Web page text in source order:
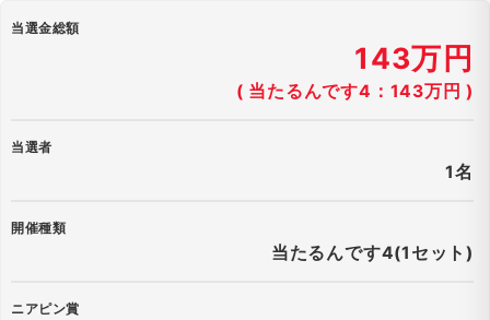
当選金総額
143万円
( 当たるんです4：143万円 )
当選者
1名
開催種類
当たるんです4(1セット)
ニアピン賞